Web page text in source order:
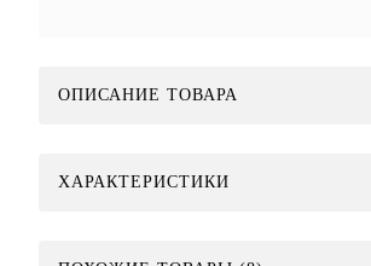
ОПИСАНИЕ ТОВАРА
ХАРАКТЕРИСТИКИ